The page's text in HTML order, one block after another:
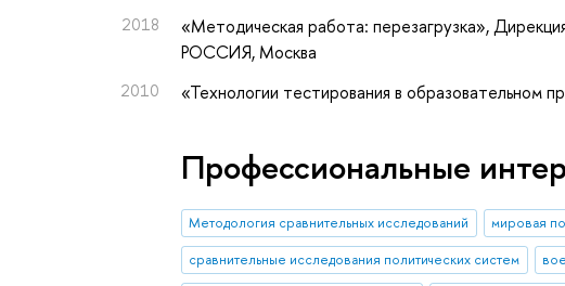
2018 «Методическая работа: перезагрузка»,
РОССИЯ, Москва
2010 «Технологии тестирования в образовательном
Профессиональные
Методология сравнительных исследований мировая
сравнительные исследования политических систем